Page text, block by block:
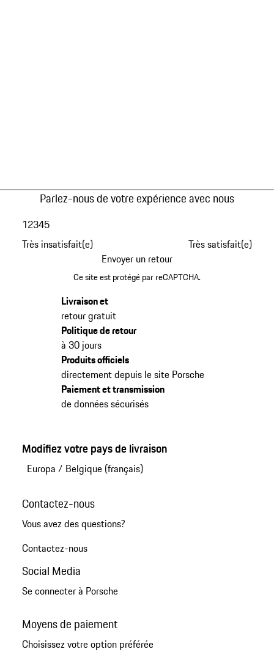
Parlez-nous de votre expérience avec nous
Très insatisfait(e)
12345
Très satisfait(e)
Envoyer un retour
Ce site est protégé par reCAPTCHA.
Livraison et
retour gratuit
Politique de retour
à 30 jours
Produits officiels
directement depuis le site Porsche
Paiement et transmission
de données sécurisés
Modifiez votre pays de livraison
Europa / Belgique (français)
Contactez-nous
Vous avez des questions?
Contactez-nous
Social Media
Se connecter à Porsche
Moyens de paiement
Choisissez votre option préférée